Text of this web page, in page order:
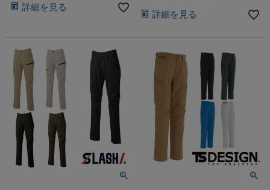
詳細を見る
詳細を見る